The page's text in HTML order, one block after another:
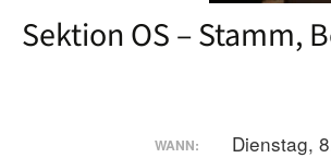
Sektion OS – Stamm,
WANN: Dienstag,